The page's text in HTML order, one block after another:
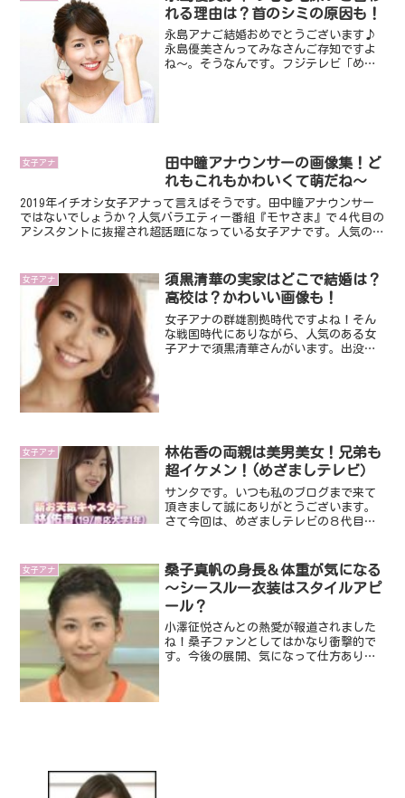
れる理由は？首のシミの原因も！
永島アナご結婚おめでとうございます♪
永島優美さんってみなさんご存知ですよ
ね～。そうなんです。フジテレビ「めざ
女子アナ
田中瞳アナウンサーの画像集！ど
れもこれもかわいくて萌だね～
2019年イチオシ女子アナって言えばそうです。田中瞳アナウンサー
ではないでしょうか？人気バラエティー番組『モヤさま』で４代目の
アシスタントに抜擢され超話題になっている女子アナです。人気の秘
女子アナ
須黒清華の実家はどこで結婚は？
高校は？かわいい画像も！
女子アナの群雄割拠時代ですよね！そん
な戦国時代にありながら、人気のある女
子アナで須黒清華さんがいます。出没！
女子アナ
林佑香の両親は美男美女！兄弟も
超イケメン！(めざましテレビ）
サンタです。いつも私のブログまで来て
頂きまして誠にありがとうございます。
さて今回は、めざましテレビの８代目の
す。そんな林佑香さんについて今回はみ
ていくことにしましょう。...
女子アナ
桑子真帆の身長＆体重が気になる
～シースルー衣装はスタイルアピ
ール？
小澤征悦さんとの熱愛が報道されました
ね！桑子ファンとしてはかなり衝撃的で
す。今後の展開、気になって仕方ありま